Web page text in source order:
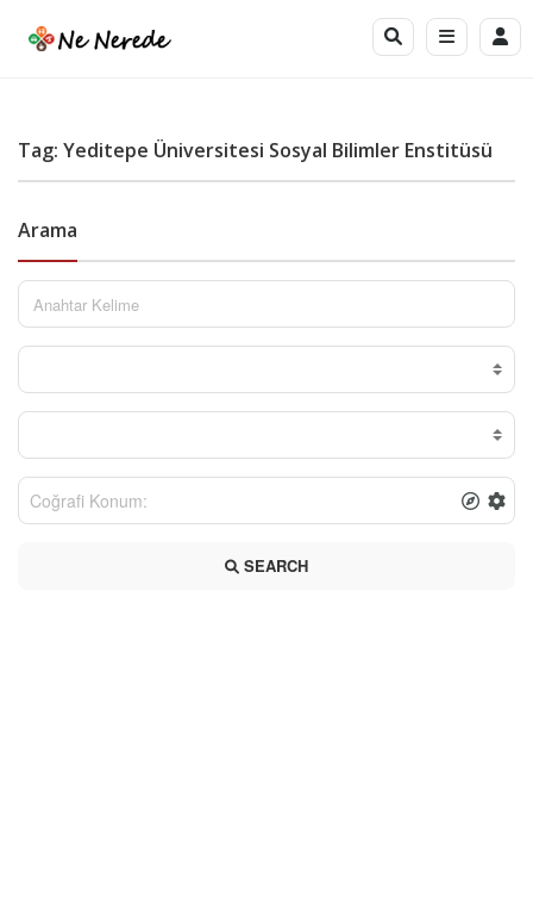
Tag: Yeditepe Üniversitesi Sosyal Bilimler Enstitüsü
Arama
SEARCH